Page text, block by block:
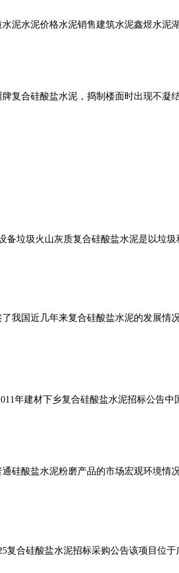
泥水泥价格水泥销售建筑水泥鑫煜水泥
复合硅酸盐水泥，捣制楼面时出现不凝
垃圾火山灰质复合硅酸盐水泥是以垃
我国近几年来复合硅酸盐水泥的发展情
年建材下乡复合硅酸盐水泥招标公告中
硅酸盐水泥粉磨产品的市场宏观环境情
复合硅酸盐水泥招标采购公告该项目位